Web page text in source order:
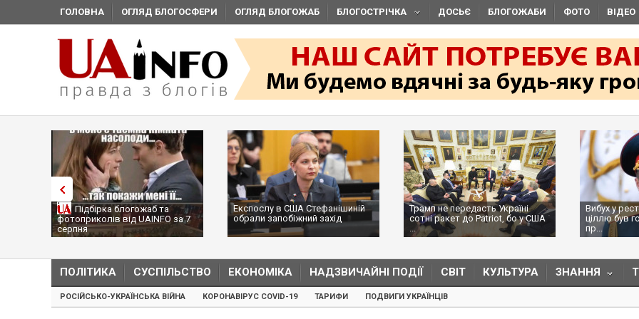
ГОЛОВНА ОГЛЯД БЛОГОСФЕРИ ОГЛЯД БЛОГОЖАБ БЛОГОСТРІЧКА ДОСЬЄ БЛОГОЖАБИ ФОТО ВІДЕО
Підбірка блогожаб та
фотоприколів від UAINFO за 7
серпня
Експослу в США Стефанішиній
обрали запобіжний захід
Трамп не передасть Україні
сотні ракет до Patriot, бо у США
...
Вибух у
ціллю був
пр...
ПОЛІТИКА СУСПІЛЬСТВО ЕКОНОМІКА НАДЗВИЧАЙНІ ПОДІЇ СВІТ КУЛЬТУРА ЗНАННЯ
РОСІЙСЬКО-УКРАЇНСЬКА ВІЙНА КОРОНАВІРУС COVID-19 ТАРИФИ ПОДВИГИ УКРАЇНЦІВ